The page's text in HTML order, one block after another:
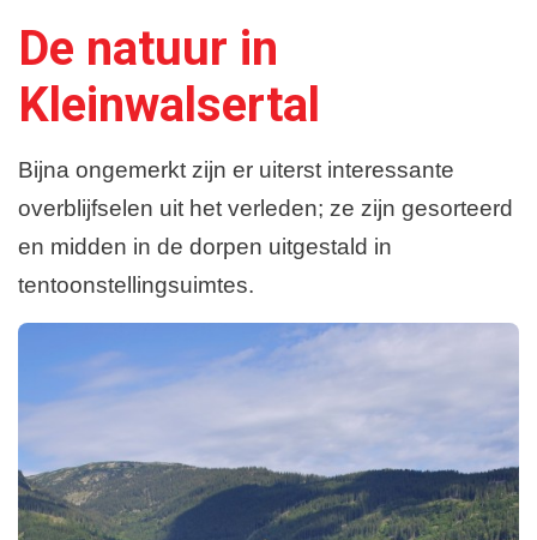
De natuur in
Kleinwalsertal
Bijna ongemerkt zijn er uiterst interessante
overblijfselen uit het verleden; ze zijn gesorteerd
en midden in de dorpen uitgestald in
tentoonstellingsuimtes.
Winterwandelen